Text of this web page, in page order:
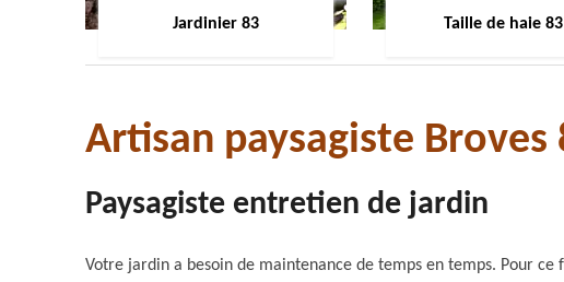
Jardinier 83 Taille de haie 83
Artisan paysagiste Broves
Paysagiste entretien de jardin
Votre jardin a besoin de maintenance de temps en temps. Pour